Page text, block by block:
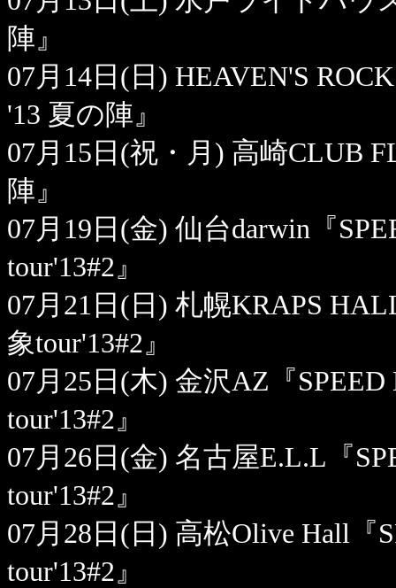
陣』
07月14日(日) HEAVEN'S
'13 夏の陣』
07月15日(祝・月) 高崎CLUB
陣』
07月19日(金) 仙台darwin『
tour'13#2』
07月21日(日) 札幌KRAPS
象tour'13#2』
07月25日(木) 金沢AZ『
tour'13#2』
07月26日(金) 名古屋E.L.L『
tour'13#2』
07月28日(日) 高松Olive Hall『
tour'13#2』